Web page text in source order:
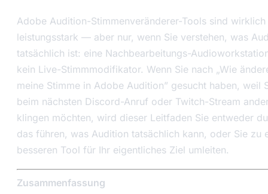
Adobe Audition-Stimmenveränderer-Tools sind wirklich
leistungsstark — aber nur, wenn Sie verstehen, was
tatsächlich ist: eine Nachbearbeitungs-
kein Live-Stimmmodifikator. Wenn Sie nach „Wie
meine Stimme in Adobe Audition” gesucht haben, weil
beim nächsten Discord-Anruf oder Twitch-Stream
klingen möchten, wird dieser Leitfaden Sie entweder
das führen, was Audition tatsächlich kann, oder Sie zu
besseren Tool für Ihr eigentliches Ziel umleiten.
Zusammenfassung